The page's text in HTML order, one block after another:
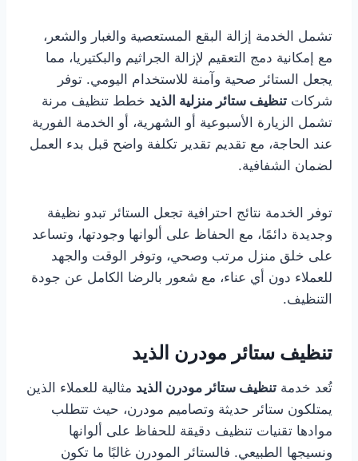
تشمل الخدمة إزالة البقع المستعصية والغبار والشعر،
مع إمكانية دمج التعقيم لإزالة الجراثيم والبكتيريا، مما
يجعل الستائر صحية وآمنة للاستخدام اليومي. توفر
شركات تنظيف ستائر منزلية الذيد خطط تنظيف مرنة
تشمل الزيارة الأسبوعية أو الشهرية، أو الخدمة الفورية
عند الحاجة، مع تقديم تقدير تكلفة واضح قبل بدء العمل
لضمان الشفافية.
توفر الخدمة نتائج احترافية تجعل الستائر تبدو نظيفة
وجديدة دائمًا، مع الحفاظ على ألوانها وجودتها، وتساعد
على خلق منزل مرتب وصحي، وتوفر الوقت والجهد
للعملاء دون أي عناء، مع شعور بالرضا الكامل عن جودة
التنظيف.
تنظيف ستائر مودرن الذيد
تُعد خدمة تنظيف ستائر مودرن الذيد مثالية للعملاء الذين
يمتلكون ستائر حديثة وتصاميم مودرن، حيث تتطلب
موادها تقنيات تنظيف دقيقة للحفاظ على ألوانها
ونسيجها الطبيعي. فالستائر المودرن غالبًا ما تكون